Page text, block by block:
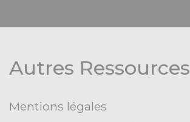
Autres Ressources
Mentions légales